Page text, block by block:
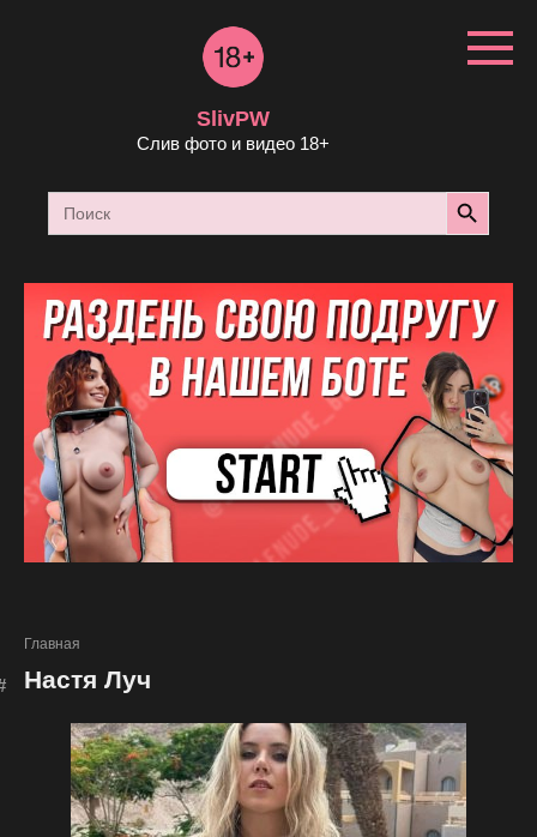
SlivPW
Слив фото и видео 18+
Search
for:
Search Button
Главная
Настя Луч